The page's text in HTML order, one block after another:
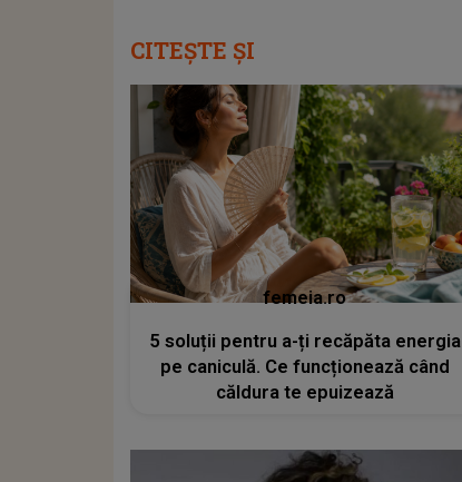
CITEȘTE ȘI
femeia.ro
5 soluții pentru a-ți recăpăta energia
pe caniculă. Ce funcționează când
căldura te epuizează